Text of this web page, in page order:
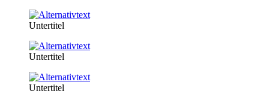
Untertitel
Untertitel
Untertitel